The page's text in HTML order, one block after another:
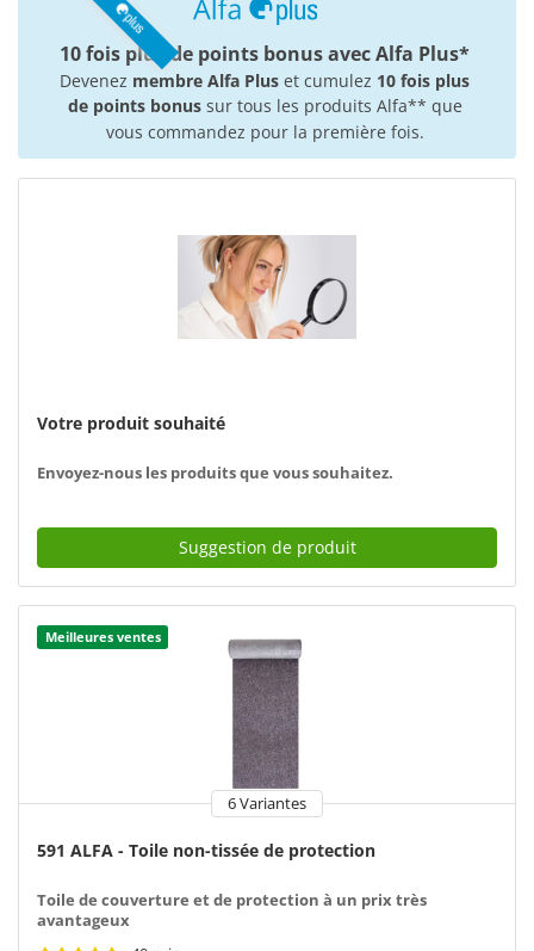
10 fois plus de points bonus avec Alfa Plus*
Devenez membre Alfa Plus et cumulez 10 fois plus
de points bonussur tous les produits Alfa** que
vous commandez pour la première fois.
Votre produit souhaité
Envoyez-nous les produits que vous souhaitez.
Suggestion de produit
Meilleures ventes
6 Variantes
591 ALFA - Toile non-tissée de protection
Toile de couverture et de protection à un prix très
avantageux